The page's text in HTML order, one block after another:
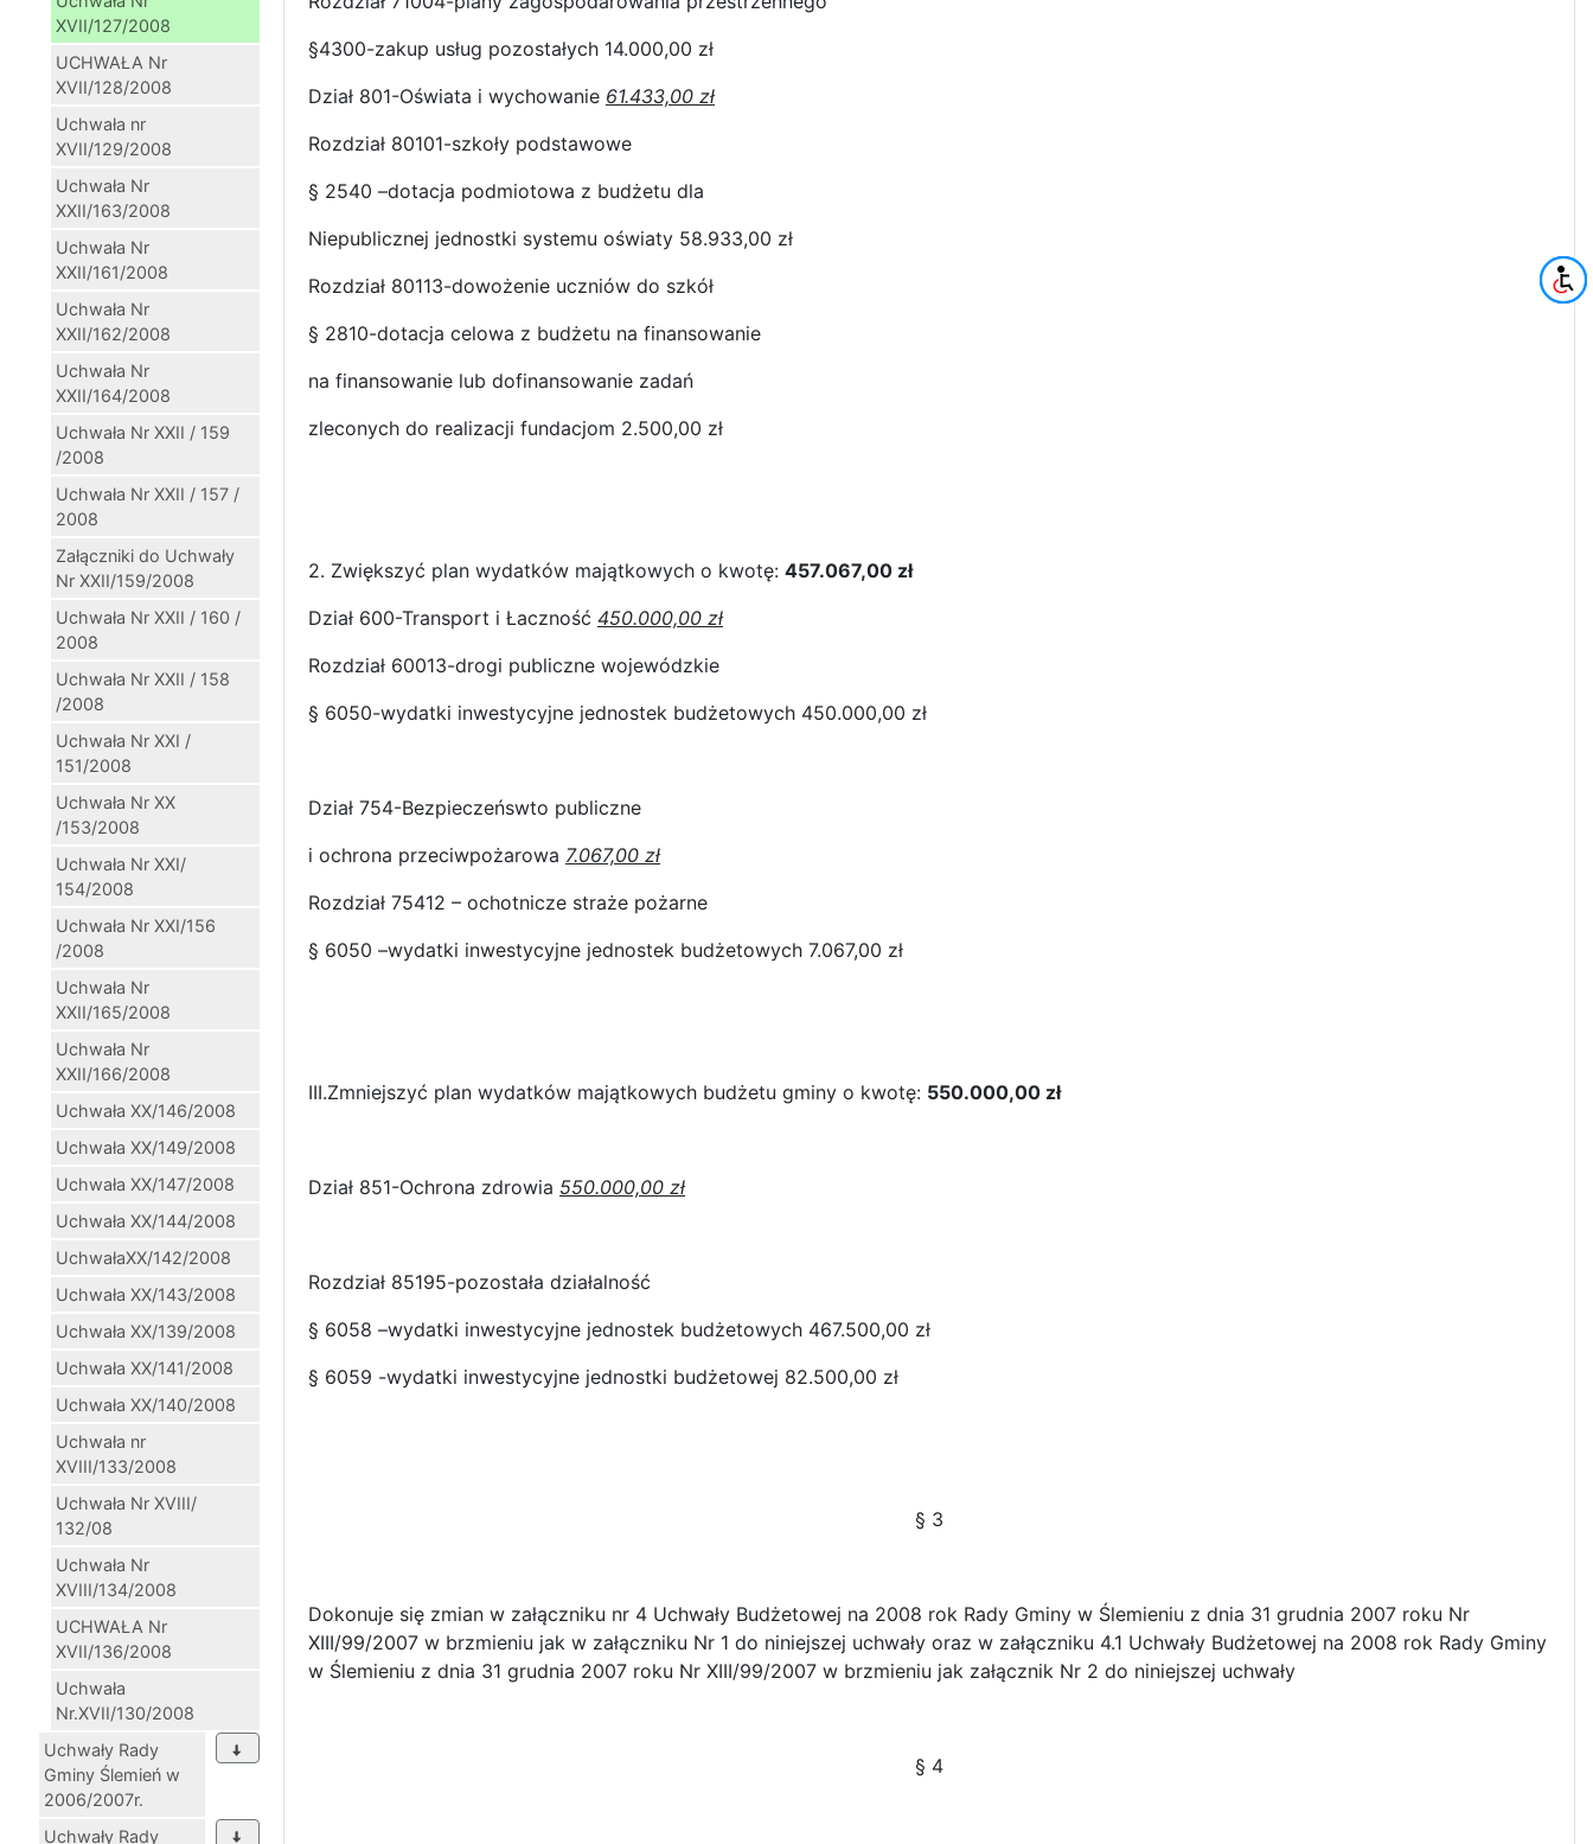
XVII/127/2008
UCHWAŁA Nr
XVII/128/2008
Uchwała nr
XVII/129/2008
Uchwała Nr
XXII/163/2008
Uchwała Nr
XXII/161/2008
Uchwała Nr
XXII/162/2008
Uchwała Nr
XXII/164/2008
Uchwała Nr XXII / 159
/2008
Uchwała Nr XXII / 157 /
2008
Załączniki do Uchwały
Nr XXII/159/2008
Uchwała Nr XXII / 160 /
2008
Uchwała Nr XXII / 158
/2008
Uchwała Nr XXI /
151/2008
Uchwała Nr XX
/153/2008
Uchwała Nr XXI/
154/2008
Uchwała Nr XXI/156
/2008
Uchwała Nr
XXII/165/2008
Uchwała Nr
XXII/166/2008
Uchwała XX/146/2008
Uchwała XX/149/2008
Uchwała XX/147/2008
Uchwała XX/144/2008
UchwałaXX/142/2008
Uchwała XX/143/2008
Uchwała XX/139/2008
Uchwała XX/141/2008
Uchwała XX/140/2008
Uchwała nr
XVIII/133/2008
Uchwała Nr XVIII/
132/08
Uchwała Nr
XVIII/134/2008
UCHWAŁA Nr
XVII/136/2008
Uchwała
Nr.XVII/130/2008
Uchwały Rady
Gminy Ślemień w
2006/2007r.
Uchwały Rady
§4300-zakup usług pozostałych 14.000,00 zł
Dział 801-Oświata i wychowanie 61.433,00 zł
Rozdział 80101-szkoły podstawowe
§ 2540 –dotacja podmiotowa z budżetu dla
Niepublicznej jednostki systemu oświaty 58.933,00 zł
Rozdział 80113-dowożenie uczniów do szkół
§ 2810-dotacja celowa z budżetu na finansowanie
na finansowanie lub dofinansowanie zadań
zleconych do realizacji fundacjom 2.500,00 zł
2. Zwiększyć plan wydatków majątkowych o kwotę: 457.067,00 zł
Dział 600-Transport i Łaczność 450.000,00 zł
Rozdział 60013-drogi publiczne wojewódzkie
§ 6050-wydatki inwestycyjne jednostek budżetowych 450.000,00 zł
Dział 754-Bezpieczeńswto publiczne
i ochrona przeciwpożarowa 7.067,00 zł
Rozdział 75412 – ochotnicze straże pożarne
§ 6050 –wydatki inwestycyjne jednostek budżetowych 7.067,00 zł
III.Zmniejszyć plan wydatków majątkowych budżetu gminy o kwotę: 550.000,00 zł
Dział 851-Ochrona zdrowia 550.000,00 zł
Rozdział 85195-pozostała działalność
§ 6058 –wydatki inwestycyjne jednostek budżetowych 467.500,00 zł
§ 6059 -wydatki inwestycyjne jednostki budżetowej 82.500,00 zł
§ 3
Dokonuje się zmian w załączniku nr 4 Uchwały Budżetowej na 2008 rok Rady Gminy w Ślemieniu z dnia 31 grudnia 2007 roku Nr
XIII/99/2007 w brzmieniu jak w załączniku Nr 1 do niniejszej uchwały oraz w załączniku 4.1 Uchwały Budżetowej na 2008 rok Rady Gminy
w Ślemieniu z dnia 31 grudnia 2007 roku Nr XIII/99/2007 w brzmieniu jak załącznik Nr 2 do niniejszej uchwały
§ 4